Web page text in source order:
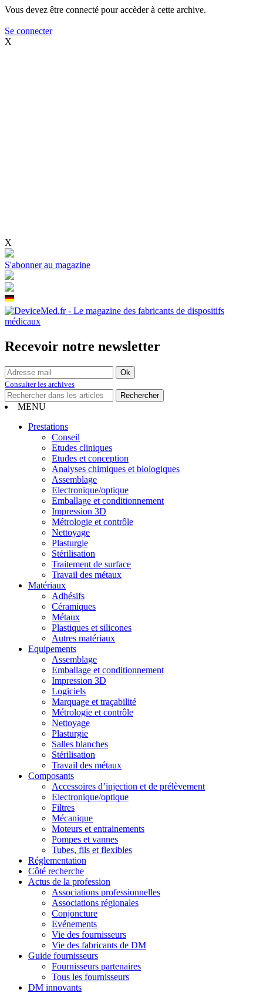
Vous devez être connecté pour accèder à cette archive.
Se connecter
X
X
S'abonner au magazine
Recevoir notre newsletter
Consulter les archives
MENU
Prestations
Conseil
Etudes cliniques
Etudes et conception
Analyses chimiques et biologiques
Assemblage
Electronique/optique
Emballage et conditionnement
Impression 3D
Métrologie et contrôle
Nettoyage
Plasturgie
Stérilisation
Traitement de surface
Travail des métaux
Matériaux
Adhésifs
Céramiques
Métaux
Plastiques et silicones
Autres matériaux
Equipements
Assemblage
Emballage et conditionnement
Impression 3D
Logiciels
Marquage et traçabilité
Métrologie et contrôle
Nettoyage
Plasturgie
Salles blanches
Stérilisation
Travail des métaux
Composants
Accessoires d’injection et de prélèvement
Electronique/optique
Filtres
Mécanique
Moteurs et entrainements
Pompes et vannes
Tubes, fils et flexibles
Réglementation
Côté recherche
Actus de la profession
Associations professionnelles
Associations régionales
Conjoncture
Evénements
Vie des fournisseurs
Vie des fabricants de DM
Guide fournisseurs
Fournisseurs partenaires
Tous les fournisseurs
DM innovants